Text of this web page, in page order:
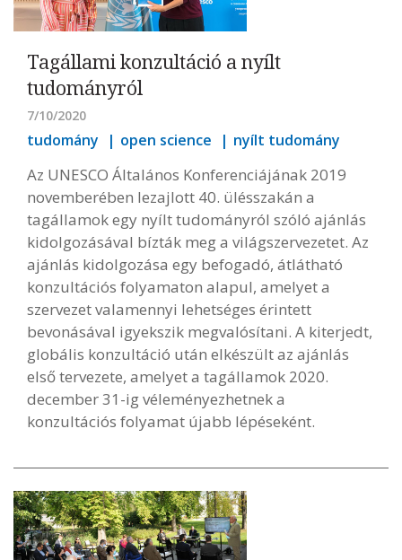
Tagállami konzultáció a nyílt
tudományról
7/10/2020
tudomány open science nyílt tudomány
Az UNESCO Általános Konferenciájának 2019
novemberében lezajlott 40. ülésszakán a
tagállamok egy nyílt tudományról szóló ajánlás
kidolgozásával bízták meg a világszervezetet. Az
ajánlás kidolgozása egy befogadó, átlátható
konzultációs folyamaton alapul, amelyet a
szervezet valamennyi lehetséges érintett
bevonásával igyekszik megvalósítani. A kiterjedt,
globális konzultáció után elkészült az ajánlás
első tervezete, amelyet a tagállamok 2020.
december 31-ig véleményezhetnek a
konzultációs folyamat újabb lépéseként.